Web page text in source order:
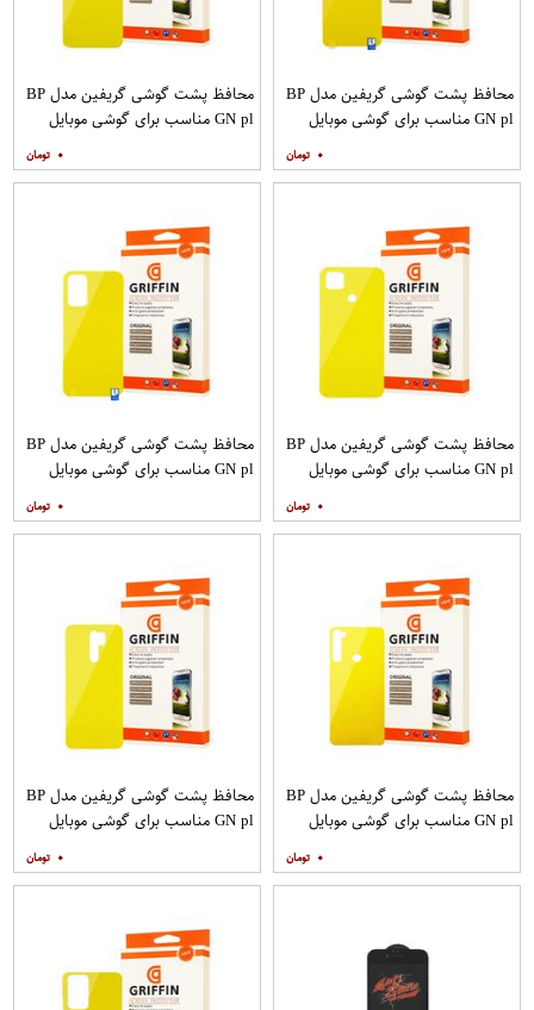
محافظ پشت گوشی گریفین مدل BP
GN pl مناسب برای گوشی موبایل
۰
محافظ پشت گوشی گریفین مدل BP
GN pl مناسب برای گوشی موبایل
۰
محافظ پشت گوشی گریفین مدل BP
GN pl مناسب برای گوشی موبایل
۰
محافظ پشت گوشی گریفین مدل BP
GN pl مناسب برای گوشی موبایل
۰
محافظ پشت گوشی گریفین مدل BP
GN pl مناسب برای گوشی موبایل
۰
محافظ پشت گوشی گریفین مدل BP
GN pl مناسب برای گوشی موبایل
۰